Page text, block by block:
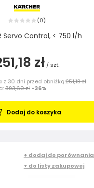
(0)
Servo Control, < 750 l/h
zł / szt.
z 30 dni przed obniżką:251,18 zł
393,60 zł -36%
Dodaj do koszyka
+ dodaj do porównania
+ do listy zakupowej